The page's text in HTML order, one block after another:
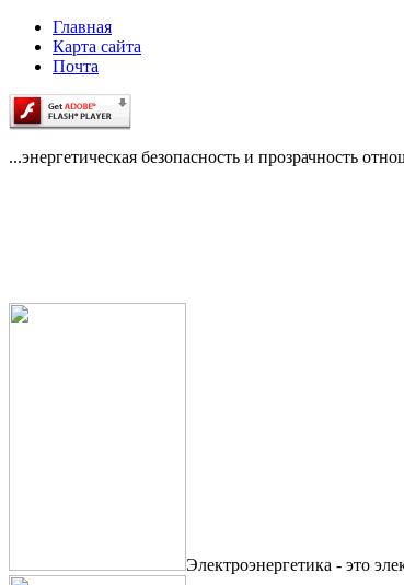
Главная
Карта сайта
Почта
...энергетическая безопасность и прозрачность
Электроэнергетика - это